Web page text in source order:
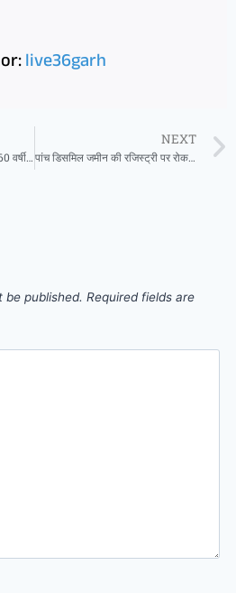
live36garh
न्यू भारती हॉस्पिटल सरायपाली में 60 वर्षीय महिला के पेट से 10 किलो का ट्यूमर सफलतापूर्वक निकाला गया
NEXT
पांच डिसमिल जमीन की रजिस्ट्री पर रोक से खरीदी-बिक्री का गिरा ग्राफ
be published. Required fields are